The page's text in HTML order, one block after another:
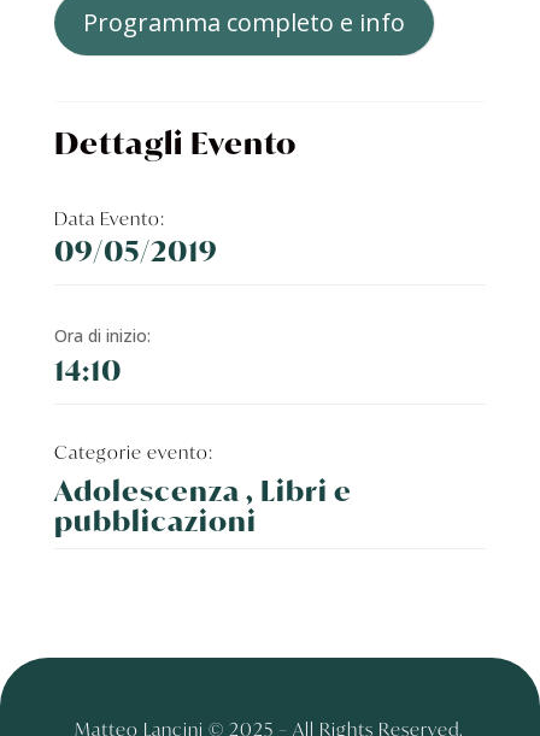
Programma completo e info
Dettagli Evento
Data Evento:
09/05/2019
Ora di inizio:
14:10
Categorie evento:
Adolescenza , Libri e
pubblicazioni
Matteo Lancini © 2025 – All Rights Reserved.